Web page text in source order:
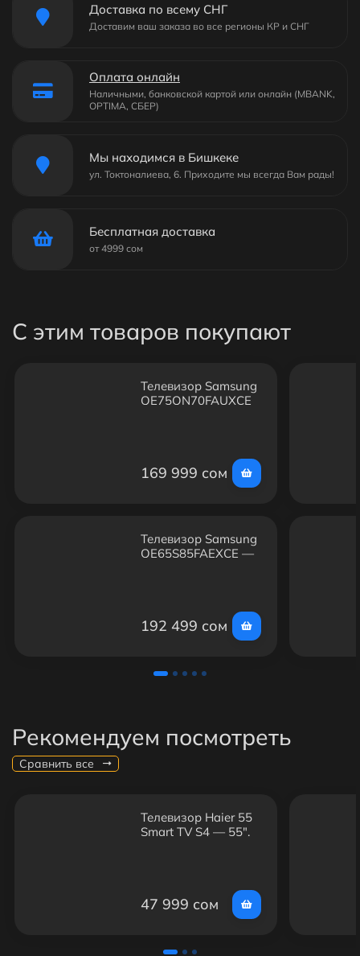
Доставка по всему СНГ
Доставим ваш заказа во все регионы КР и СНГ
Оплата онлайн
Наличными, банковской картой или онлайн (MBANK,
OPTIMA, СБЕР)
Мы находимся в Бишкеке
ул. Токтоналиева, 6. Приходите мы всегда Вам рады!
Бесплатная доставка
от 4999 сом
С этим товаров покупают
Телевизор Samsung
QE75QN70FAUXCE
169 999 сом
Телевизор Samsung
QE65S85FAEXCE —
192 499 сом
Рекомендуем посмотреть
Сравнить все
Телевизор Haier 55
Smart TV S4 — 55",
47 999 сом